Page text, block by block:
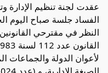
عقدت لجنة تنظيم الإدارة
لأعوان الدولة والجماعات